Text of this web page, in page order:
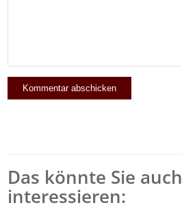
Das könnte Sie auch
interessieren: